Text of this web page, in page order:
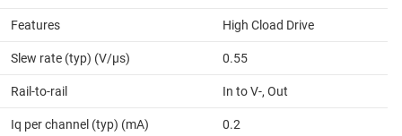
Features High Cload Drive
Slew rate (typ) (V/µs) 0.55
Rail-to-rail In to V-, Out
Iq per channel (typ) (mA) 0.2